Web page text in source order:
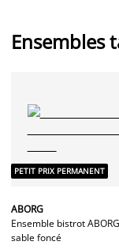
Ensembles
PETIT PRIX PERMANENT
ABORG
Ensemble bistrot
sable foncé